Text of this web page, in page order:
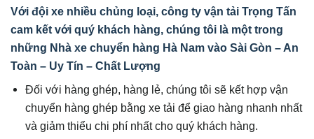
Với đội xe nhiều chủng loại, công ty vận tải Trọng Tấn
cam kết với quý khách hàng, chúng tôi là một trong
những Nhà xe chuyển hàng Hà Nam vào Sài Gòn – An
Toàn – Uy Tín – Chất Lượng
Đối với hàng ghép, hàng lẻ, chúng tôi sẽ kết hợp vận
chuyển hàng ghép bằng xe tải để giao hàng nhanh nhất
và giảm thiểu chi phí nhất cho quý khách hàng.